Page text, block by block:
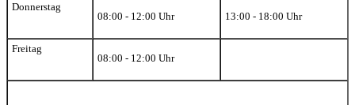
Donnerstag
08:00 - 12:00 Uhr
13:00 - 18:00 Uhr
Freitag
08:00 - 12:00 Uhr